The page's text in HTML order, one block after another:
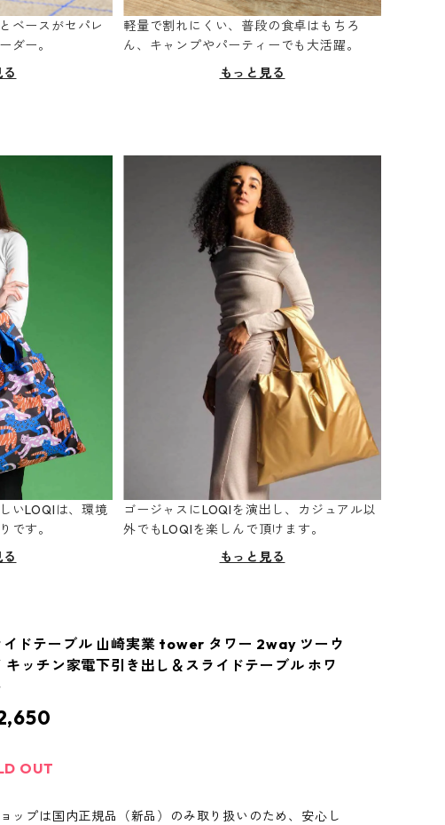
ベースがセパレ
ダー。
軽量で割れにくい、普段の食卓はもちろ
ん、キャンプやパーティーでも大活躍。
もっと見る
いLOQIは、環境
です。
ゴージャスにLOQIを演出し、カジュアル以
外でもLOQIを楽しんで頂けます。
もっと見る
イドテーブル 山崎実業 tower タワー 2way ツーウ
キッチン家電下引き出し＆スライドテーブル ホワ
OUT
ップは国内正規品（新品）のみ取り扱いのため、安心し